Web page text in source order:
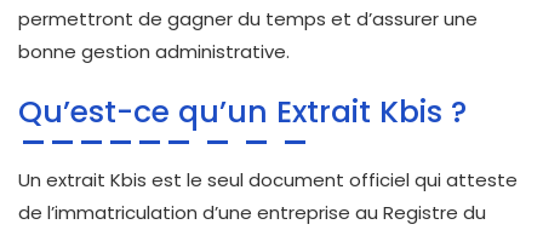
permettront de gagner du temps et d’assurer une
bonne gestion administrative.
Qu’est-ce qu’un Extrait Kbis ?
Un extrait Kbis est le seul document officiel qui atteste
de l’immatriculation d’une entreprise au Registre du